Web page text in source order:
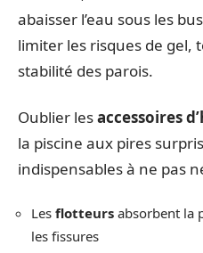
abaisser l’eau sous les
limiter les risques de gel,
stabilité des parois.
Oublier lesaccessoires
la piscine aux pires
indispensables à ne pas
Les flotteurs absorbent la
les fissures